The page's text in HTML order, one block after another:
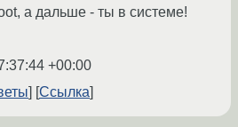
а дальше - ты в системе!
+00:00
Ссылка